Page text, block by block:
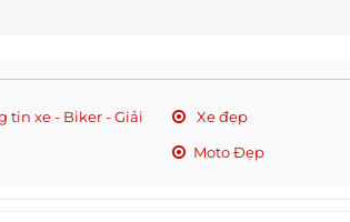
tin xe - Biker - Giải
Xe đẹp
Moto Đẹp